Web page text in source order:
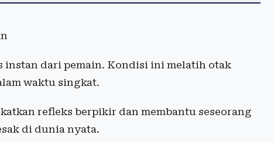
instan dari pemain. Kondisi ini melatih otak
waktu singkat.
refleks berpikir dan membantu seseorang
di dunia nyata.